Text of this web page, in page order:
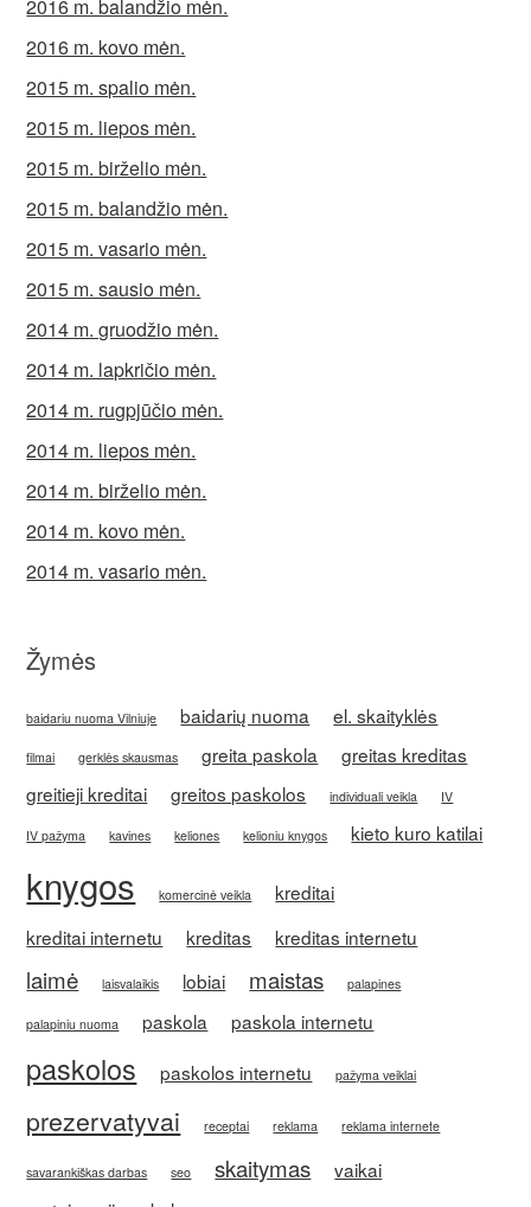
2016 m. balandžio mėn.
2016 m. kovo mėn.
2015 m. spalio mėn.
2015 m. liepos mėn.
2015 m. birželio mėn.
2015 m. balandžio mėn.
2015 m. vasario mėn.
2015 m. sausio mėn.
2014 m. gruodžio mėn.
2014 m. lapkričio mėn.
2014 m. rugpjūčio mėn.
2014 m. liepos mėn.
2014 m. birželio mėn.
2014 m. kovo mėn.
2014 m. vasario mėn.
Žymės
baidariu nuoma Vilniuje baidarių nuoma el. skaityklės
filmai gerklės skausmas greita paskola
greitas kreditas
greitieji kreditai
greitos paskolos individuali veikla IV
IV pažyma kavines keliones kelioniu knygos kieto kuro katilai
knygos komercinė veikla
kreditai
kreditai internetu
kreditas kreditas internetu
laimė laisvalaikis lobiai maistas palapines
palapiniu nuoma paskola paskola internetu
paskolos paskolos internetu pažyma veiklai
prezervatyvai receptai reklama reklama internete
savarankiškas darbas seo skaitymas
vaikai